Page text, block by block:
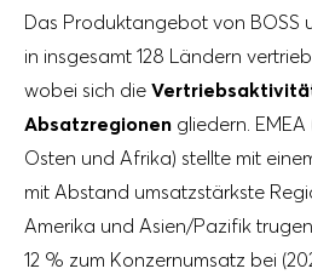
Das Produktangebot von BOSS
in insgesamt 128 Ländern
wobei sich die
Absatzregionen gliedern.
Osten und Afrika) stellte mit
mit Abstand umsatzstärkste
Amerika und Asien/Pazifik
12 % zum Konzernumsatz bei